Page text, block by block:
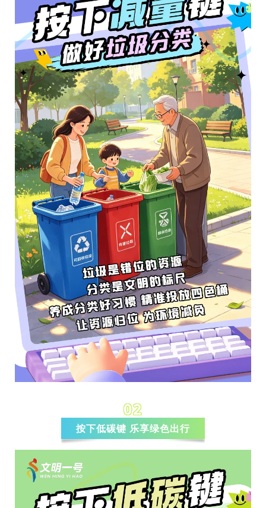
02
按下低碳键 乐享绿色出行